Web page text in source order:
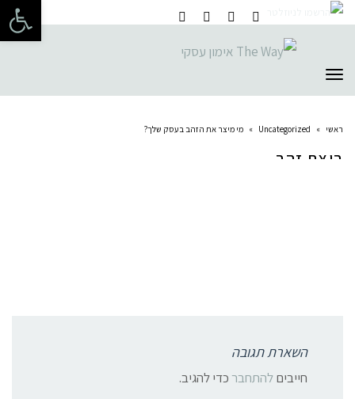
תפריט
ראשי »
Uncategorized
» מי מיצר את הזהב בעסק שלך?
ביצת זהב
השארת תגובה
חייביםלהתחבר כדי להגיב.
צרו קשר: